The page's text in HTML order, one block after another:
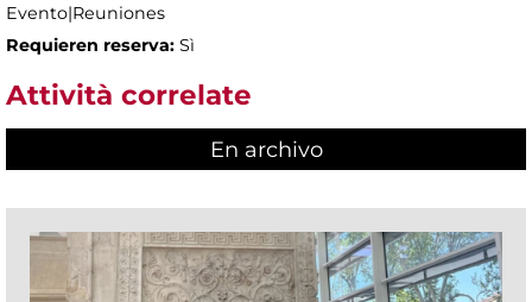
Evento|Reuniones
Requieren reserva: Sì
Attività correlate
En archivo